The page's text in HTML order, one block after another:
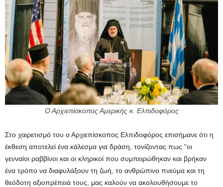
Ο Αρχιεπίσκοπος Αμερικής κ. Ελπιδοφόρος
Στο χαιρετισμό του ο Αρχιεπίσκοπος Ελπιδοφόρος επισήμανε ότι η
έκθεση αποτελεί ένα κάλεσμα για δράση, τονίζοντας πως “οι
γενναίοι ραββίνοι και οι κληρικοί που συμπειρώθηκαν και βρήκαν
ένα τρόπο να διαφυλάξουν τη ζωή, το ανθρώπινο πνεύμα και τη
θεόδοτη αξιοπρέπειά τους, μας καλούν να ακολουθήσουμε το